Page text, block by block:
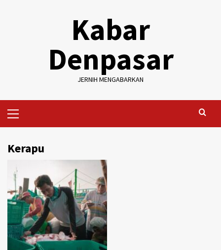
Kabar
Denpasar
JERNIH MENGABARKAN
Menu
Kerapu